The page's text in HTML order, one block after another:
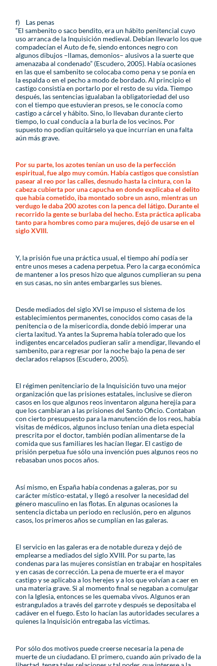
f) Las penas
“El sambenito o saco bendito, era un hábito penitencial cuyo
uso arranca de la Inquisición medieval. Debían llevarlo los que
compadecían el Auto de fe, siendo entonces negro con
algunos dibujos –llamas, demonios– alusivos a la suerte que
amenazaba al condenado” (Escudero, 2005). Había ocasiones
en las que el sambenito se colocaba como pena y se ponía en
la espalda o en el pecho a modo de bordado. Al principio el
castigo consistía en portarlo por el resto de su vida. Tiempo
después, las sentencias igualaban la obligatoriedad del uso
con el tiempo que estuvieran presos, se le conocía como
castigo a cárcel y hábito. Sino, lo llevaban durante cierto
tiempo, lo cual conducía a la burla de los vecinos. Por
supuesto no podían quitárselo ya que incurrían en una falta
aún más grave.
Por su parte, los azotes tenían un uso de la perfección
espiritual, fue algo muy común. Había castigos que consistían
pasear al reo por las calles, desnudo hasta la cintura, con la
cabeza cubierta por una capucha en donde explicaba el delito
que había cometido, iba montado sobre un asno, mientras un
verdugo le daba 200 azotes con la penca del látigo. Durante el
recorrido la gente se burlaba del hecho. Esta práctica aplicaba
tanto para hombres como para mujeres, dejó de usarse en el
siglo XVIII.
Y, la prisión fue una práctica usual, el tiempo ahí podía ser
entre unos meses a cadena perpetua. Pero la carga económica
de mantener a los presos hizo que algunos cumplieran su pena
en sus casas, no sin antes embargarles sus bienes.
Desde mediados del siglo XVI se impuso el sistema de los
establecimientos permanentes, conocidos como casas de la
penitencia o de la misericordia, donde debió imperar una
cierta laxitud. Ya antes la Suprema había tolerado que los
indigentes encarcelados pudieran salir a mendigar, llevando el
sambenito, para regresar por la noche bajo la pena de ser
declarados relapsos (Escudero, 2005).
El régimen penitenciario de la Inquisición tuvo una mejor
organización que las prisiones estatales, inclusive se dieron
casos en los que algunos reos inventaron alguna herejía para
que los cambiaran a las prisiones del Santo Oficio. Contaban
con cierto presupuesto para la manutención de los reos, había
visitas de médicos, algunos incluso tenían una dieta especial
prescrita por el doctor, también podían alimentarse de la
comida que sus familiares les hacían llegar. El castigo de
prisión perpetua fue sólo una invención pues algunos reos no
rebasaban unos pocos años.
Así mismo, en España había condenas a galeras, por su
carácter místico-estatal, y llegó a resolver la necesidad del
género masculino en las flotas. En algunas ocasiones la
sentencia dictaba un periodo en reclusión, pero en algunos
casos, los primeros años se cumplían en las galeras.
El servicio en las galeras era de notable dureza y dejó de
emplearse a mediados del siglo XVIII. Por su parte, las
condenas para las mujeres consistían en trabajar en hospitales
y en casas de corrección. La pena de muerte era el mayor
castigo y se aplicaba a los herejes y a los que volvían a caer en
una materia grave. Si al momento final se negaban a comulgar
con la Iglesia, entonces se les quemaba vivos. Algunos eran
estrangulados a través del garrote y después se depositaba el
cadáver en el fuego. Esto lo hacían las autoridades seculares a
quienes la Inquisición entregaba las víctimas.
Por sólo dos motivos puede creerse necesaria la pena de
muerte de un ciudadano. El primero, cuando aún privado de la